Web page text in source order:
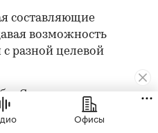
составляющие
возможность
разной целевой
—
с корнерами
еще на этапе
Офисы